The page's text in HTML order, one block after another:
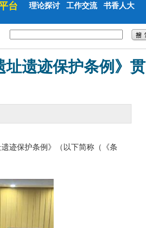
台 理论探讨 工作交流 书香人大
遗迹保护条例》贯
迹保护条例》（以下简称（《条